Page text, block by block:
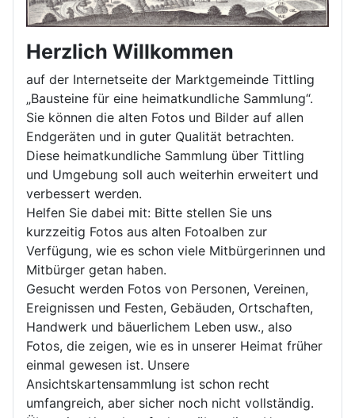
Herzlich Willkommen
auf der Internetseite der Marktgemeinde Tittling
„Bausteine für eine heimatkundliche Sammlung“.
Sie können die alten Fotos und Bilder auf allen
Endgeräten und in guter Qualität betrachten.
Diese heimatkundliche Sammlung über Tittling
und Umgebung soll auch weiterhin erweitert und
verbessert werden.
Helfen Sie dabei mit: Bitte stellen Sie uns
kurzzeitig Fotos aus alten Fotoalben zur
Verfügung, wie es schon viele Mitbürgerinnen und
Mitbürger getan haben.
Gesucht werden Fotos von Personen, Vereinen,
Ereignissen und Festen, Gebäuden, Ortschaften,
Handwerk und bäuerlichem Leben usw., also
Fotos, die zeigen, wie es in unserer Heimat früher
einmal gewesen ist. Unsere
Ansichtskartensammlung ist schon recht
umfangreich, aber sicher noch nicht vollständig.